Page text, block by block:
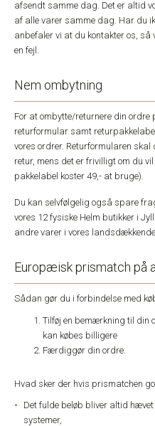
afsendt samme dag. Det er altid
af alle varer samme dag. Har du
anbefaler vi at du kontakter os, så
en fejl.
Nem ombytning
For at ombytte/returnere din ordre
returformular samt
vores ordrer. Returformularen
retur, mens det er frivilligt om du
pakkelabel koster 49,- at bruge).
Du kan selvfølgelig også spare
vores 12 fysiske Helm butikker i
andre varer i vores
Europæisk prismatch på
Sådan gør du i forbindelse med
Tilføj en bemærkning til din
kan købes billigere
Færdiggør din ordre.
Hvad sker der hvis prismatchen
Det fulde beløb bliver altid
systemer,